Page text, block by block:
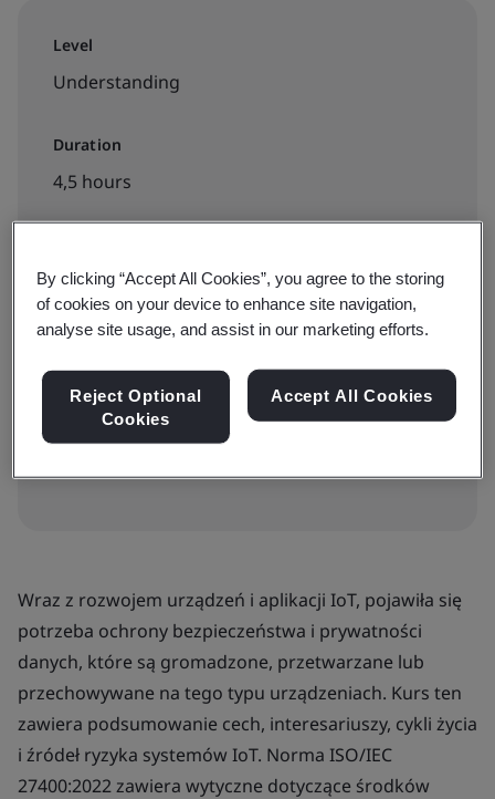
Level
Understanding
Duration
4,5 hours
Available to book:
Zapisz się
Wraz z rozwojem urządzeń i aplikacji IoT, pojawiła się
potrzeba ochrony bezpieczeństwa i prywatności
danych, które są gromadzone, przetwarzane lub
przechowywane na tego typu urządzeniach. Kurs ten
zawiera podsumowanie cech, interesariuszy, cykli życia
i źródeł ryzyka systemów IoT. Norma ISO/IEC
27400:2022 zawiera wytyczne dotyczące środków
By clicking “Accept All Cookies”, you agree to the storing
of cookies on your device to enhance site navigation,
analyse site usage, and assist in our marketing efforts.
Reject Optional
Cookies
Accept All Cookies